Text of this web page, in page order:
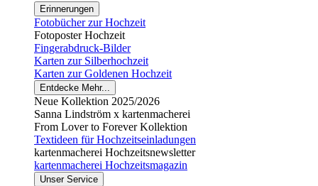
Erinnerungen
Fotobücher zur Hochzeit
Fotoposter Hochzeit
Fingerabdruck-Bilder
Karten zur Silberhochzeit
Karten zur Goldenen Hochzeit
Entdecke Mehr...
Neue Kollektion 2025/2026
Sanna Lindström x kartenmacherei
From Lover to Forever Kollektion
Textideen für Hochzeitseinladungen
kartenmacherei Hochzeitsnewsletter
kartenmacherei Hochzeitsmagazin
Unser Service